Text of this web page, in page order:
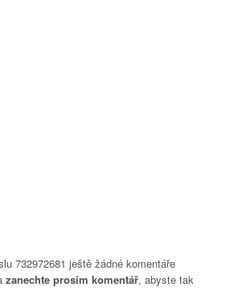
732972681 ještě žádné komentáře
zanechte prosím komentář, abyste tak